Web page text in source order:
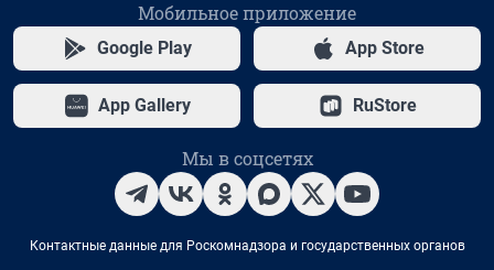
Мобильное приложение
Google Play App Store
App Gallery RuStore
Мы в соцсетях
Контактные данные для Роскомнадзора и государственных органов